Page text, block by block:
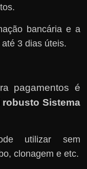
bancária e a
3 dias úteis.
pagamentos é
robusto Sistema
utilizar sem
clonagem e etc.